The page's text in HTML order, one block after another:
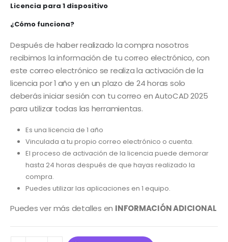
Licencia para 1 dispositivo
¿Cómo funciona?
Después de haber realizado la compra nosotros
recibimos la información de tu correo electrónico, con
este correo electrónico se realiza la activación de la
licencia por 1 año y en un plazo de 24 horas solo
deberás iniciar sesión con tu correo en AutoCAD 2025
para utilizar todas las herramientas.
Es una licencia de 1 año
Vinculada a tu propio correo electrónico o cuenta.
El proceso de activación de la licencia puede demorar
hasta 24 horas después de que hayas realizado la
compra.
Puedes utilizar las aplicaciones en 1 equipo.
Puedes ver más detalles en INFORMACIÓN ADICIONAL